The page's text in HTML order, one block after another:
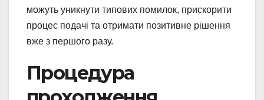
можуть уникнути типових помилок, прискорити
процес подачі та отримати позитивне рішення
вже з першого разу.
Процедура